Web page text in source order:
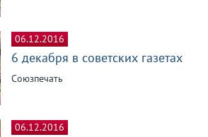
06.12.2016
6 декабря в советских газетах
Союзпечать
06.12.2016